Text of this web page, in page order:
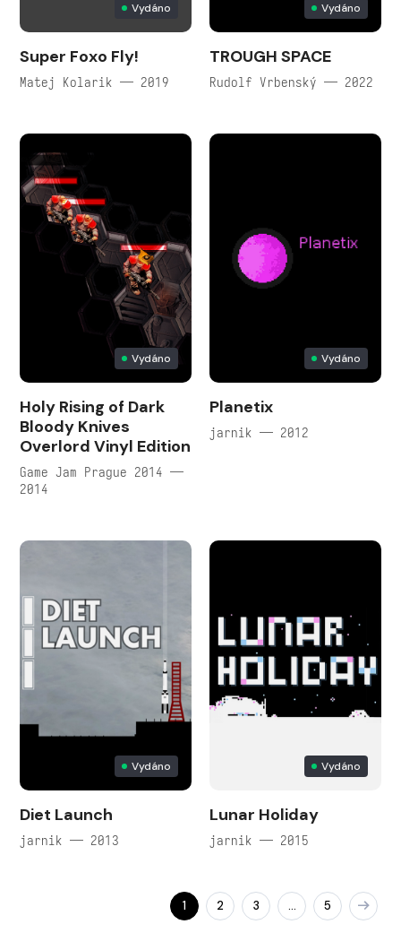
Vydáno
Super Foxo Fly!
Matej Kolarik — 2019
Vydáno
TROUGH SPACE
Rudolf Vrbenský — 2022
Vydáno
Holy Rising of Dark
Bloody Knives
Overlord Vinyl Edition
Game Jam Prague 2014 —
2014
Vydáno
Planetix
jarnik — 2012
Vydáno
Diet Launch
jarnik — 2013
Vydáno
Lunar Holiday
jarnik — 2015
1 2 3 … 5